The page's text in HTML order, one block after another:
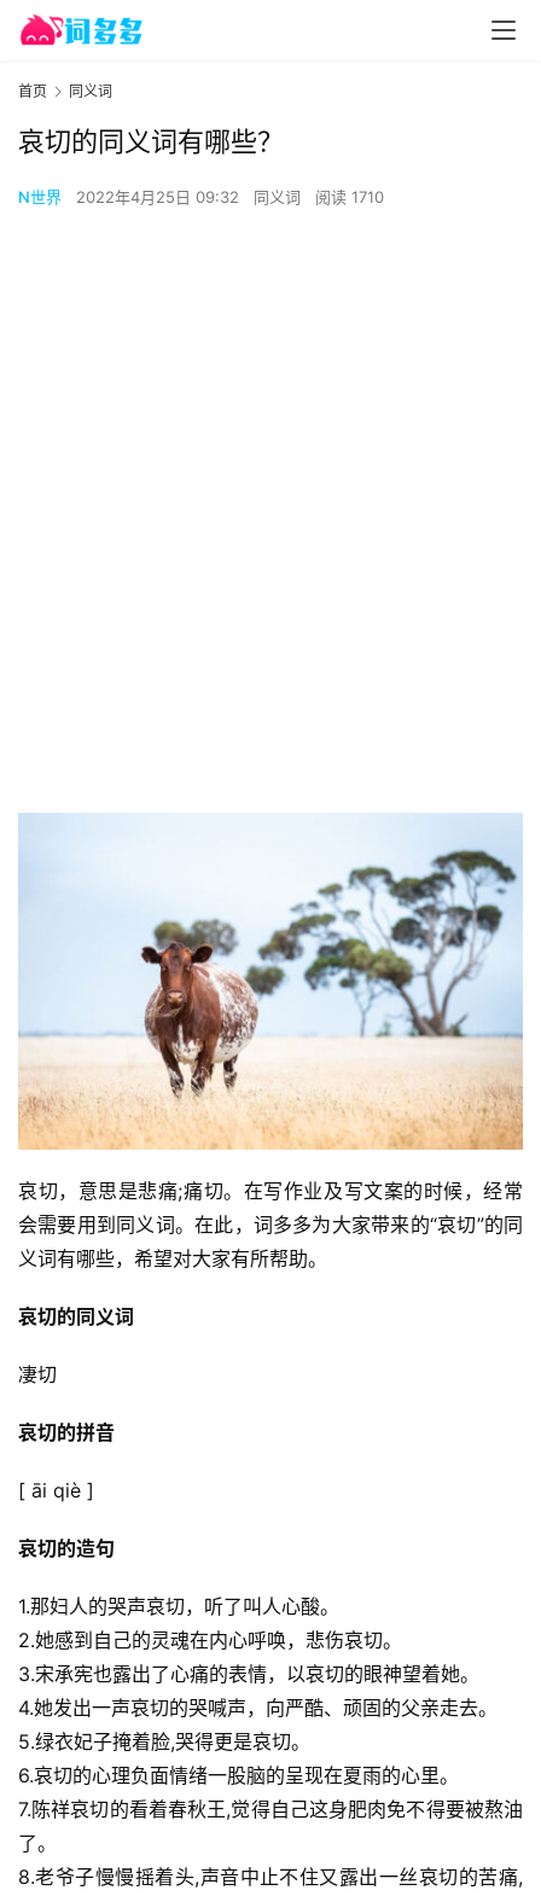
首页 同义词
哀切的同义词有哪些？
N世界 2022年4月25日 09:32 同义词 阅读 1710
哀切，意思是悲痛;痛切。在写作业及写文案的时候，经常
会需要用到同义词。在此，词多多为大家带来的“哀切”的同
义词有哪些，希望对大家有所帮助。
哀切的同义词
凄切
哀切的拼音
[ āi qiè ]
哀切的造句
1.那妇人的哭声哀切，听了叫人心酸。
2.她感到自己的灵魂在内心呼唤，悲伤哀切。
3.宋承宪也露出了心痛的表情，以哀切的眼神望着她。
4.她发出一声哀切的哭喊声，向严酷、顽固的父亲走去。
5.绿衣妃子掩着脸,哭得更是哀切。
6.哀切的心理负面情绪一股脑的呈现在夏雨的心里。
7.陈祥哀切的看着春秋王,觉得自己这身肥肉免不得要被熬油
了。
8.老爷子慢慢摇着头,声音中止不住又露出一丝哀切的苦痛,